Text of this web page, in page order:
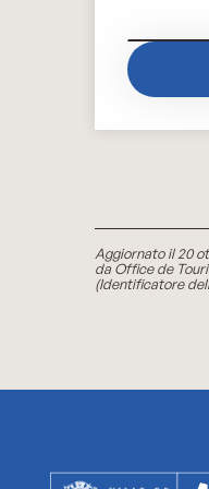
Aggiornato il 20
da Office de
(Identificatore